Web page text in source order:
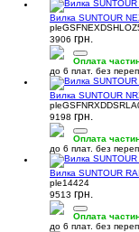
Вилка SUNTOUR
3906 грн.
Оплата
до 6 плат. без
Вилка SUNTOUR
9198 грн.
Оплата
до 6 плат. без
Вилка SUNTOUR
ple14424
9513 грн.
Оплата
до 6 плат. без